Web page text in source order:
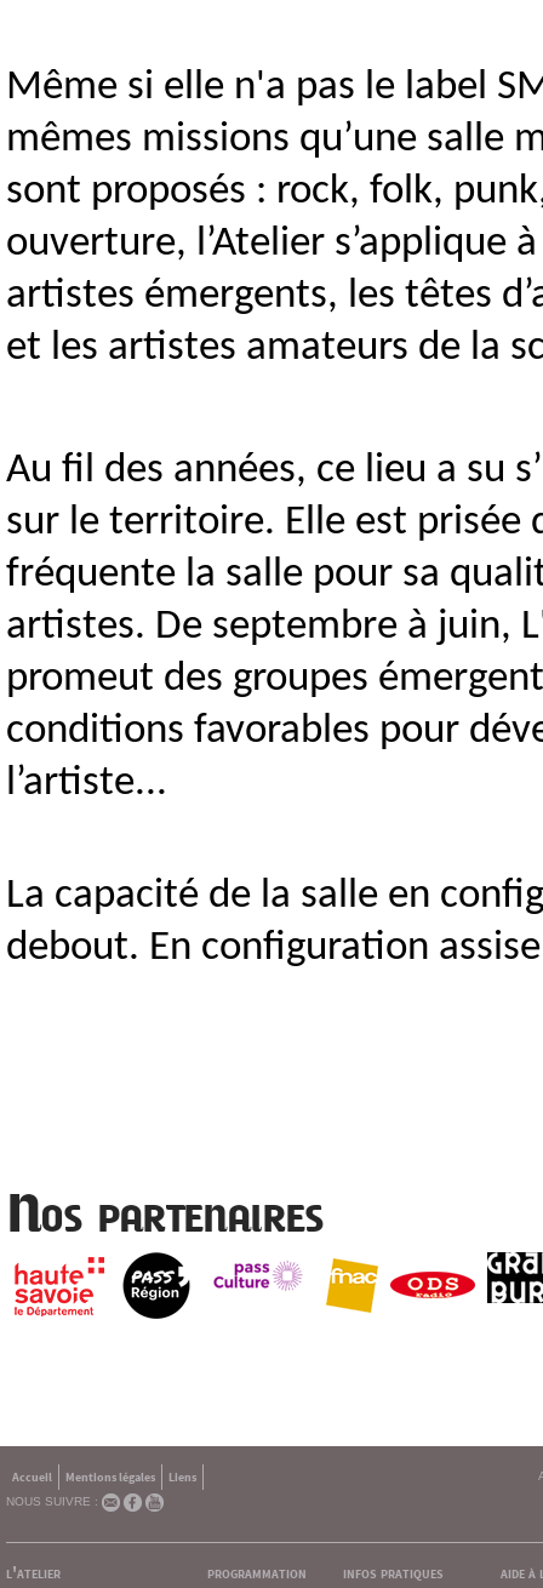
Même si elle n'a pas le label
mêmes missions qu’une salle
sont proposés : rock, folk,
ouverture, l’Atelier s’applique
artistes émergents, les têtes
et les artistes amateurs de la
Au fil des années, ce lieu a su
sur le territoire. Elle est prisée
fréquente la salle pour sa
artistes. De septembre à juin,
promeut des groupes
conditions favorables pour
l’artiste...
La capacité de la salle en
debout. En configuration
Nos partenaires
Accueil Mentions légales
Liens
NOUS SUIVRE :
l'atelier programmation infos pratiques aide